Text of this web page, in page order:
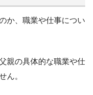
か、職業や仕事につい
親の具体的な職業や仕
ん。